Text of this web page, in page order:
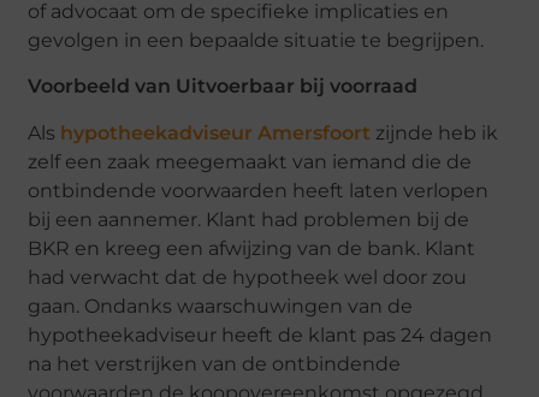
of advocaat om de specifieke implicaties en
gevolgen in een bepaalde situatie te begrijpen.
Voorbeeld van Uitvoerbaar bij voorraad
Als hypotheekadviseur Amersfoort zijnde heb ik
zelf een zaak meegemaakt van iemand die de
ontbindende voorwaarden heeft laten verlopen
bij een aannemer. Klant had problemen bij de
BKR en kreeg een afwijzing van de bank. Klant
had verwacht dat de hypotheek wel door zou
gaan. Ondanks waarschuwingen van de
hypotheekadviseur heeft de klant pas 24 dagen
na het verstrijken van de ontbindende
voorwaarden de koopovereenkomst opgezegd.